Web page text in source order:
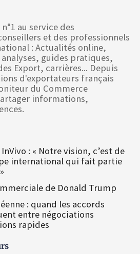
au service des
et des professionnels
: Actualités online,
guides pratiques,
Export, carrières... Depuis
d'exportateurs français
du Commerce
informations,
: « Notre vision, c’est de
international qui fait partie
de Donald Trump
: quand les accords
entre négociations
rapides